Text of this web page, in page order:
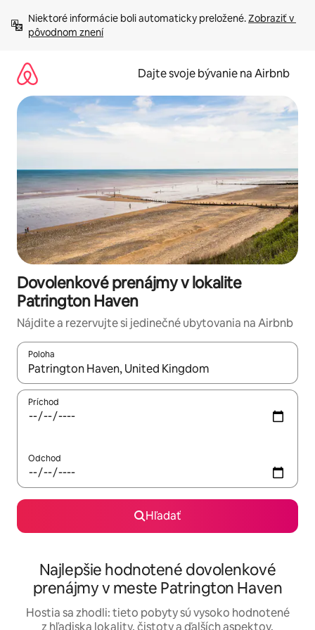
obsah.
Niektoré informácie boli automaticky preložené. Zobraziť v
pôvodnom znení
Dajte svoje bývanie na Airbnb
Dovolenkové prenájmy v lokalite
Patrington Haven
Nájdite a rezervujte si jedinečné ubytovania na Airbnb
Poloha
Keď budú výsledky k dispozícii, môžete si ich prechádzať
Príchod
Odchod
Hľadať
Najlepšie hodnotené dovolenkové
prenájmy v meste Patrington Haven
Hostia sa zhodli: tieto pobyty sú vysoko hodnotené
z hľadiska lokality, čistoty a ďalších aspektov.